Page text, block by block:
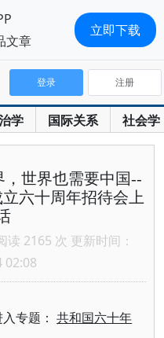
学 国际关系 社会学
登录 注册
世界也需要中国--
六十周年招待会上
读 2165 次 更新时间：
02:08
入专题：共和国六十年
文章
立即下载